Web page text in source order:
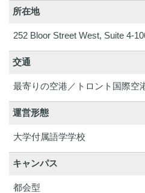
所在地
252 Bloor Street West, Suite 4-
交通
最寄りの空港／トロント国際空
運営形態
大学付属語学学校
キャンパス
都会型